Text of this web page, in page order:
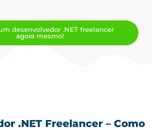
desenvolvedor .NET freelancer
agora mesmo!
.NET Freelancer – Como